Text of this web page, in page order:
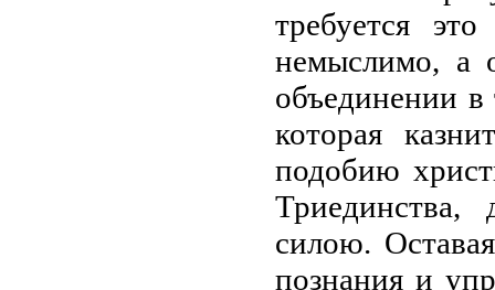
требуется
немыслимо, а
объединении в
которая
подобию
Триединства,
силою.
познания и